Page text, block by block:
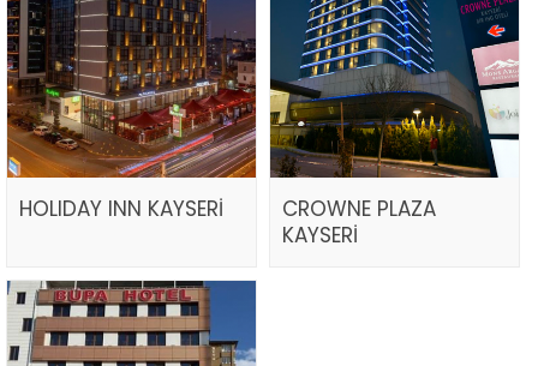
HOLIDAY INN KAYSERİ
CROWNE PLAZA
KAYSERİ